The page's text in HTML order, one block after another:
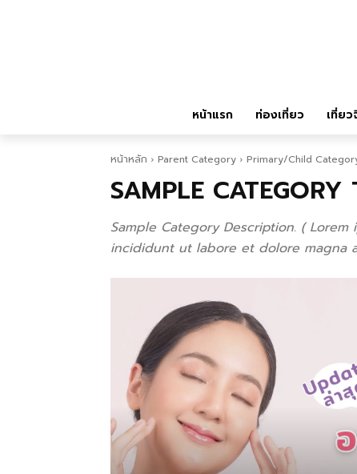
หน้าแรก ท่องเที่ยว เที่ยว
หน้าหลัก Parent Category Primary/Child
SAMPLE CATEGORY
Sample Category Description. (
incididunt ut labore et dolore magna